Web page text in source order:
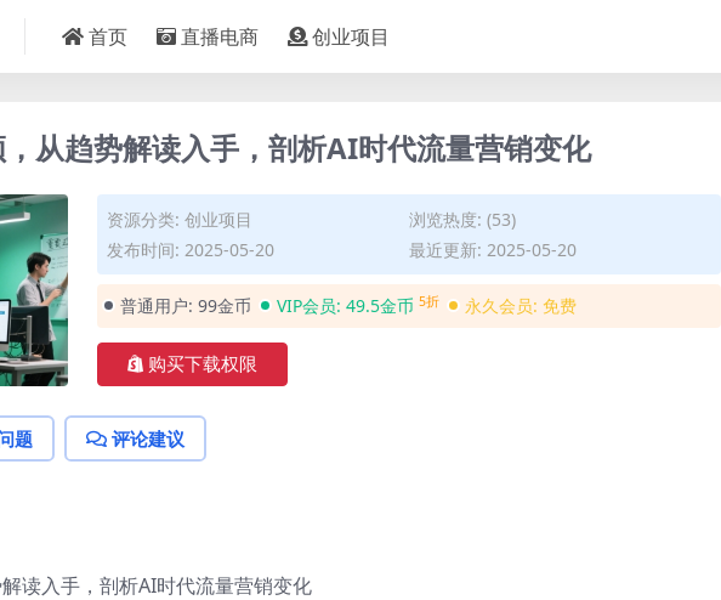
首页 直播电商 创业项目
从趋势解读入手，剖析AI时代流量营销变化
资源分类: 创业项目
浏览热度: (53)
发布时间: 2025-05-20
最近更新: 2025-05-20
普通用户: 99金币 VIP会员: 49.5金币 5折 永久会员: 免费
购买下载权限
题 评论建议
读入手，剖析AI时代流量营销变化